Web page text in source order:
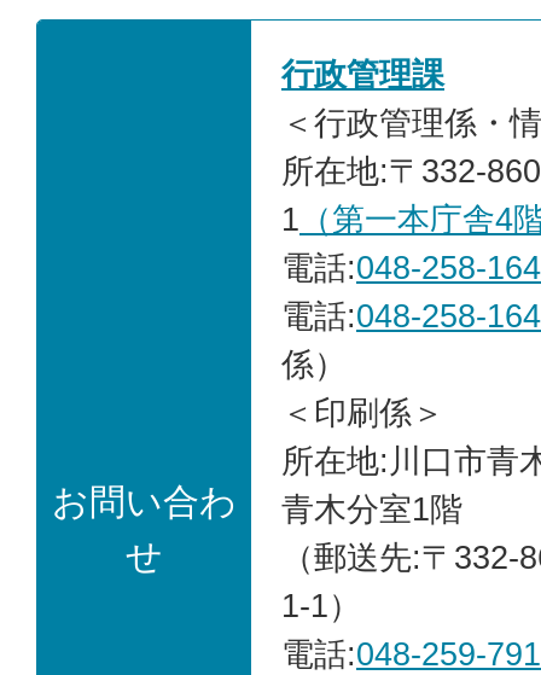
お問い合わ
せ
行政管理課
＜行政管理係・
所在地:〒332-
1 （第一本庁舎4
電話:048-258-
電話:048-258-
係）
＜印刷係＞
所在地:川口市青
青木分室1階
（郵送先:〒332-
1-1）
電話:048-259-